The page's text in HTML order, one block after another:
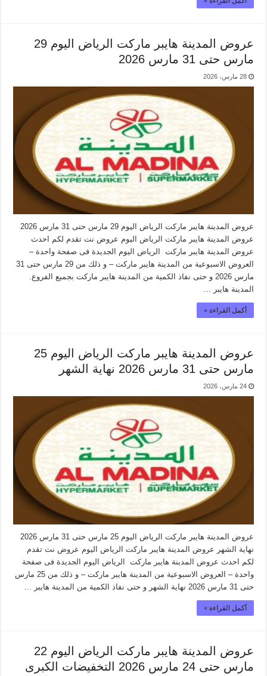
عروض المدينة هايبر ماركت الرياض اليوم 29
مارس حتى 31 مارس 2026
28 مارس، 2026
عروض المدينة هايبر ماركت الرياض اليوم 29 مارس حتى 31 مارس 2026
عروض المدينة هايبر ماركت الرياض اليوم عروض نت تقدم لكم احدث
عروض المدينة هايبر ماركت الرياض اليوم الجديدة فى صفحة واحدة –
العروض الاسبوعية من المدينة هايبر ماركت – و ذلك من 29 مارس حتى 31
مارس 2026 و حتى نفاذ الكمية من المدينة هايبر ماركت بجميع الفروع.
المدينة هايبر …
أكمل القراءة »
عروض المدينة هايبر ماركت الرياض اليوم 25
مارس حتى 31 مارس 2026 نهاية الشهر
24 مارس، 2026
عروض المدينة هايبر ماركت الرياض اليوم 25 مارس حتى 31 مارس 2026
نهاية الشهر عروض المدينة هايبر ماركت الرياض اليوم عروض نت تقدم
لكم احدث عروض المدينة هايبر ماركت الرياض اليوم الجديدة فى صفحة
واحدة – العروض الاسبوعية من المدينة هايبر ماركت – و ذلك من 25 مارس
حتى 31 مارس 2026 نهاية الشهر و حتى نفاذ الكمية من المدينة هايبر …
أكمل القراءة »
عروض المدينة هايبر ماركت الرياض اليوم 22
مارس حتى 24 مارس 2026 التخفيضات الكبرى